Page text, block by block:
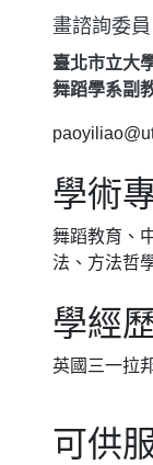
畫諮詢委員
臺北市立大
舞蹈學系副
學術
舞蹈教育、
法、方法哲
學經
英國三一拉
可供